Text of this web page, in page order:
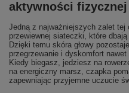
aktywności fizycznej
Jedną z najważniejszych zalet tej
przewiewnej siateczki, które
Dzięki temu skóra głowy
przegrzewanie i dyskomfort
Kiedy biegasz, jedziesz na
na energiczny marsz, czapka
zapewniając przyjemne uczucie